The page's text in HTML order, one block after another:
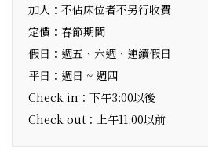
加人：不佔床位者不另行收費
定價：春節期間
假日：週五、六週、連續假日
平日：週日 ~ 週四
Check in：下午3:00以後
Check out：上午11:00以前